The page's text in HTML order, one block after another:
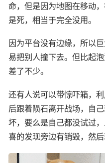
命，但是因为地图在移动
是死，相当于完全没用。
因为平台没有边缘，所以
易把别人撞下去。但比起
差了不少。
还有人说可以带惊吓箱，
后跟着陨石离开战场，自
坏，要么是自己都没试过
喜的发现旁边有销毁，然后